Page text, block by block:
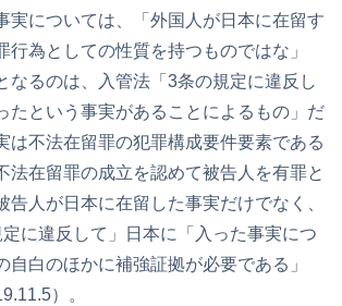
実については、「外国人が日本に在留す
行為としての性質を持つものではな」
なるのは、入管法「3条の規定に違反し
たという事実があることによるもの」だ
不法在留罪の犯罪構成要件要素である
法在留罪の成立を認めて被告人を有罪と
告人が日本に在留した事実だけでなく、
に違反して」日本に「入った事実につ
自白のほかに補強証拠が必要である」
）。